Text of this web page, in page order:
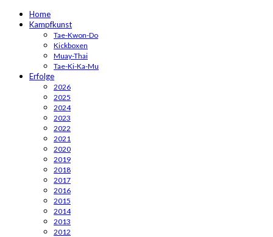
Home
Kampfkunst
Tae-Kwon-Do
Kickboxen
Muay-Thai
Tae-Ki-Ka-Mu
Erfolge
2026
2025
2024
2023
2022
2021
2020
2019
2018
2017
2016
2015
2014
2013
2012